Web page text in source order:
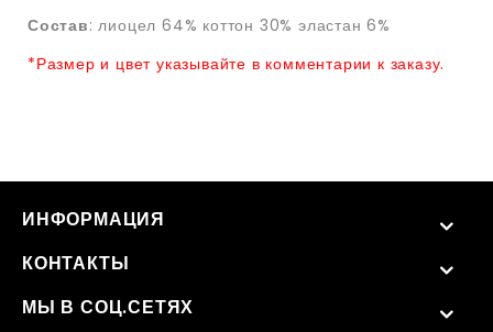
Состав: лиоцел 64% коттон 30% эластан 6%
*Размер и цвет указывайте в комментарии к заказу.
ИНФОРМАЦИЯ
КОНТАКТЫ
МЫ В СОЦ.СЕТЯХ